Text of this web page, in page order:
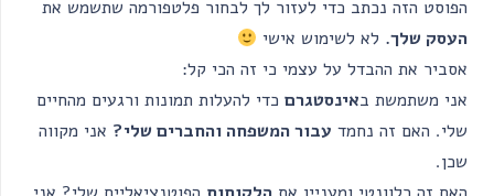
הפוסט הזה נכתב כדי לעזור לך לבחור פלטפורמה שתשמש את
העסק שלך. לא לשימוש אישי
אסביר את ההבדל על עצמי כי זה הכי קל:
אני משתמשת באינסטגרם כדי להעלות תמונות ורגעים מהחיים
שלי. האם זה נחמד עבור המשפחה והחברים שלי? אני מקווה
שכן.